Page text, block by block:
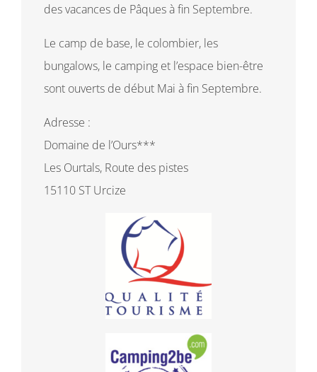
des vacances de Pâques à fin Septembre.
Le camp de base, le colombier, les
bungalows, le camping et l’espace bien-être
sont ouverts de début Mai à fin Septembre.
Adresse :
Domaine de l’Ours***
Les Ourtals, Route des pistes
15110 ST Urcize